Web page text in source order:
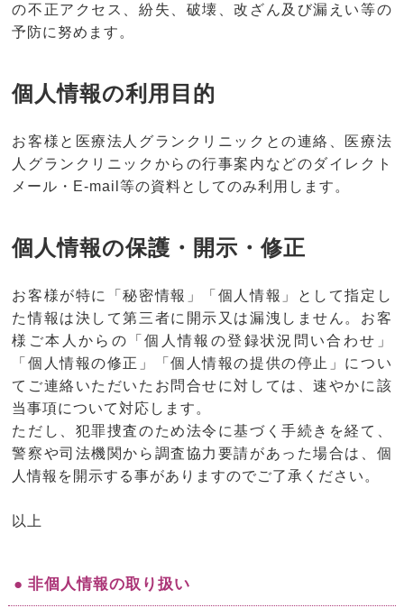
の不正アクセス、紛失、破壊、改ざん及び漏えい等の
予防に努めます。
個人情報の利用目的
お客様と医療法人グランクリニックとの連絡、医療法
人グランクリニックからの行事案内などのダイレクト
メール・E-mail等の資料としてのみ利用します。
個人情報の保護・開示・修正
お客様が特に「秘密情報」「個人情報」として指定し
た情報は決して第三者に開示又は漏洩しません。お客
様ご本人からの「個人情報の登録状況問い合わせ」
「個人情報の修正」「個人情報の提供の停止」につい
てご連絡いただいたお問合せに対しては、速やかに該
当事項について対応します。
ただし、犯罪捜査のため法令に基づく手続きを経て、
警察や司法機関から調査協力要請があった場合は、個
人情報を開示する事がありますのでご了承ください。
以上
● 非個人情報の取り扱い